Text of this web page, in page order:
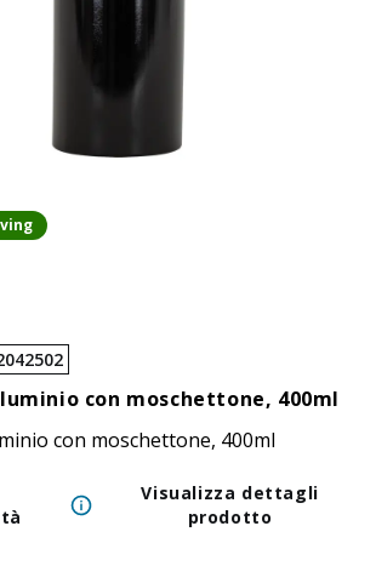
con moschettone, 400ml
con moschettone, 400ml
Visualizza dettagli
prodotto